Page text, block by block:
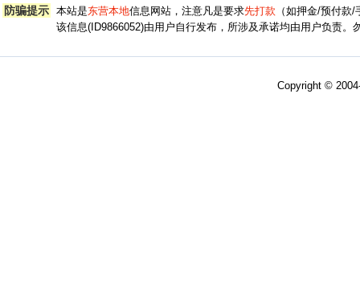
防骗提示 本站是东营本地信息网站，注意凡是要求先打款 （如押金/预付款
该信息(ID9866052)由用户自行发布，所涉及承诺均由用户负责。
Copyright ©